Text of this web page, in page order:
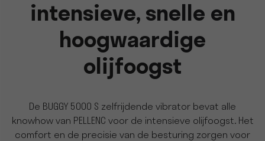
intensieve, snelle en
hoogwaardige
olijfoogst
De BUGGY 5000 S zelfrijdende vibrator bevat alle
knowhow van PELLENC voor de intensieve olijfoogst. Het
comfort en de precisie van de besturing zorgen voor